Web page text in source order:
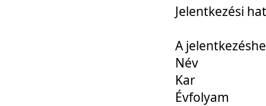
Jelentkezési
A
Név
Kar
Évfolyam